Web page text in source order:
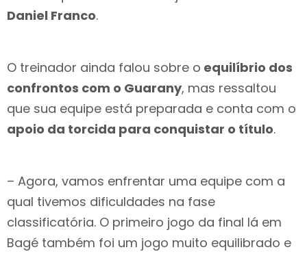
Daniel Franco.
O treinador ainda falou sobre o equilíbrio dos
confrontos com o Guarany, mas ressaltou
que sua equipe está preparada e conta com o
apoio da torcida para conquistar o título.
– Agora, vamos enfrentar uma equipe com a
qual tivemos dificuldades na fase
classificatória. O primeiro jogo da final lá em
Bagé também foi um jogo muito equilibrado e